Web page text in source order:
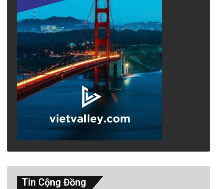
Tin Cộng Đồng